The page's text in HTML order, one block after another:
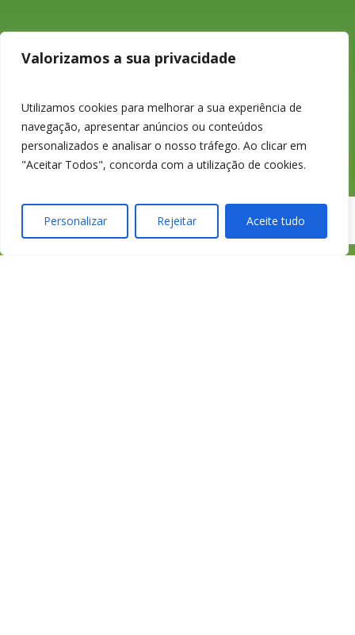
Valorizamos a sua privacidade
Utilizamos cookies para melhorar a sua experiência de
navegação, apresentar anúncios ou conteúdos
personalizados e analisar o nosso tráfego. Ao clicar em
"Aceitar Todos", concorda com a utilização de cookies.
Personalizar Rejeitar Aceite tudo
233 426 925
Chamada para a
rede fixa nacional